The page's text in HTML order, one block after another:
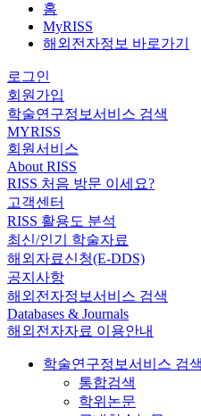
홈
MyRISS
해외전자정보 바로가기
로그인
회원가입
학술연구정보서비스 검색
MYRISS
회원서비스
About RISS
RISS 처음 방문 이세요?
고객센터
RISS 활용도 분석
최신/인기 학술자료
해외자료신청(E-DDS)
공지사항
해외전자정보서비스 검색
Databases & Journals
해외전자자료 이용안내
학술연구정보서비스 검색
통합검색
학위논문